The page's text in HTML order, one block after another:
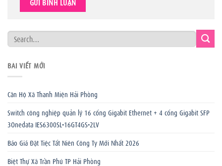
BÀI VIẾT MỚI
Căn Hộ Xã Thanh Miện Hải Phòng
Switch công nghiệp quản lý 16 cổng Gigabit Ethernet + 4 cổng Gigabit SFP
3Onedata IES6300SL-16GT4GS-2LV
Báo Giá Đặt Tiệc Tất Niên Công Ty Mới Nhất 2026
Biệt Thự Xã Trần Phú TP Hải Phòng